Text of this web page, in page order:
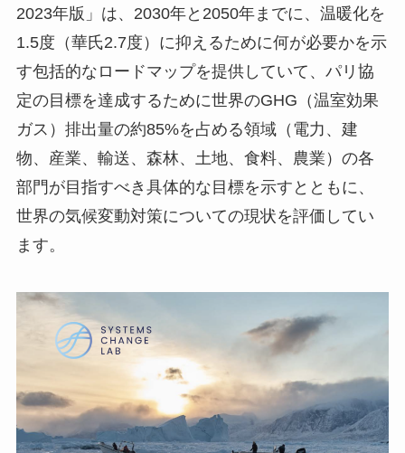
2023年版」は、2030年と2050年までに、温暖化を
1.5度（華氏2.7度）に抑えるために何が必要かを示
す包括的なロードマップを提供していて、パリ協
定の目標を達成するために世界のGHG（温室効果
ガス）排出量の約85%を占める領域（電力、建
物、産業、輸送、森林、土地、食料、農業）の各
部門が目指すべき具体的な目標を示すとともに、
世界の気候変動対策についての現状を評価してい
ます。